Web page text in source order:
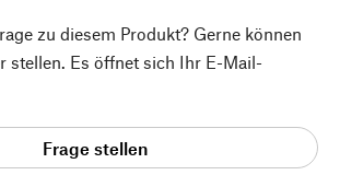
zu diesem Produkt? Gerne können
stellen. Es öffnet sich Ihr E-Mail-
Frage stellen